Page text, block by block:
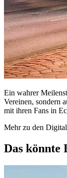
Ein wahrer
Vereinen, sondern
mit ihren Fans in
Mehr zu den
Das könnte